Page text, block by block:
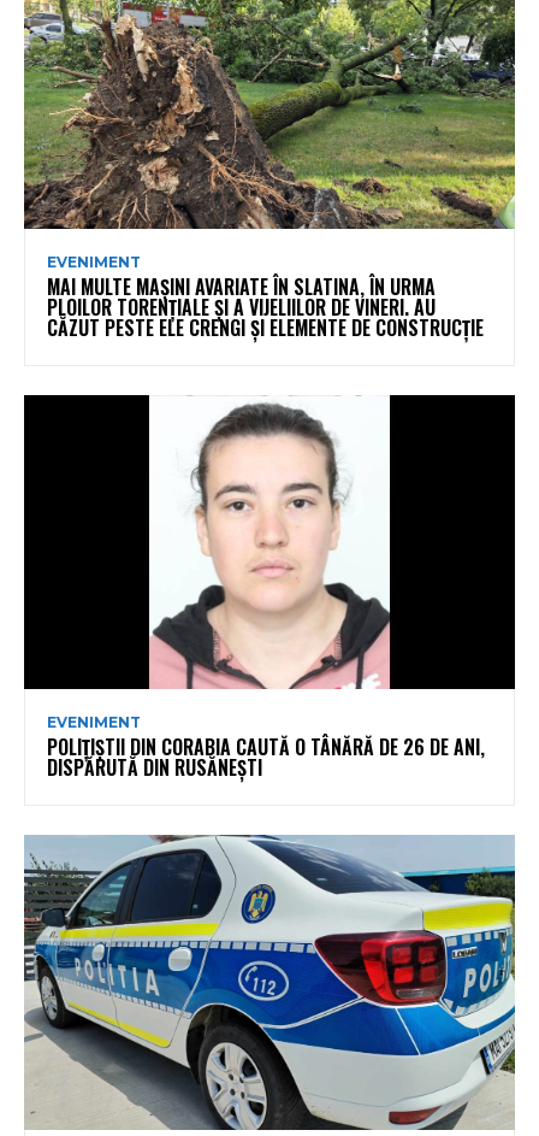
EVENIMENT
MAI MULTE MAȘINI AVARIATE ÎN SLATINA, ÎN URMA
PLOILOR TORENȚIALE ȘI A VIJELIILOR DE VINERI. AU
CĂZUT PESTE ELE CRENGI ȘI ELEMENTE DE CONSTRUCȚIE
EVENIMENT
POLIȚIȘTII DIN CORABIA CAUTĂ O TÂNĂRĂ DE 26 DE ANI,
DISPĂRUTĂ DIN RUSĂNEȘTI